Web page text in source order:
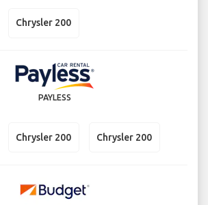
Chrysler 200
PAYLESS
Chrysler 200 Chrysler 200